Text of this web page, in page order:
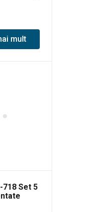
mult
718 Set 5